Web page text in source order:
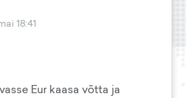
18:41
Eur kaasa võtta ja